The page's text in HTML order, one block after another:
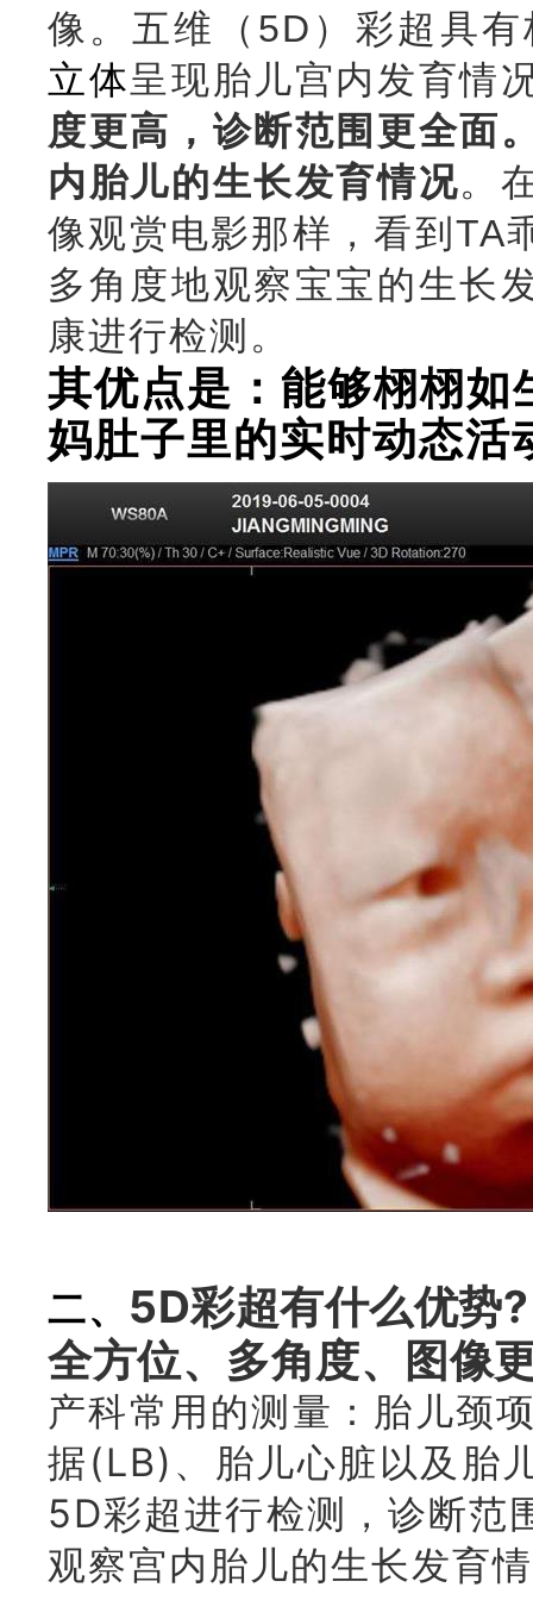
像。 五维（5D）彩超具
立体呈现胎儿宫内发育情
度更高，诊断范围更全面
内胎儿的生长发育情况。
像观赏电影那样，看到TA
多角度地观察宝宝的生长
康进行检测。
其优点是： 能够栩栩如
妈肚子里的实时动态活
二、 5D彩超有什么优势?
全方位、多角度、图像
产科常用的测量：胎儿颈
据(LB)、胎儿心脏以及胎
5D彩超进行检测，诊断范
观察宫内胎儿的生长发育